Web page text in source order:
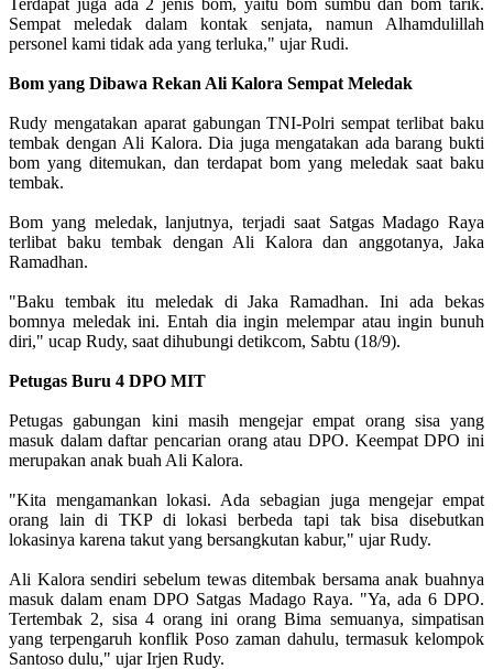
Sempat meledak dalam kontak senjata, namun Alhamdulillah
personel kami tidak ada yang terluka," ujar Rudi.
Bom yang Dibawa Rekan Ali Kalora Sempat Meledak
Rudy mengatakan aparat gabungan TNI-Polri sempat terlibat baku
tembak dengan Ali Kalora. Dia juga mengatakan ada barang bukti
bom yang ditemukan, dan terdapat bom yang meledak saat baku
tembak.
Bom yang meledak, lanjutnya, terjadi saat Satgas Madago Raya
terlibat baku tembak dengan Ali Kalora dan anggotanya, Jaka
Ramadhan.
"Baku tembak itu meledak di Jaka Ramadhan. Ini ada bekas
bomnya meledak ini. Entah dia ingin melempar atau ingin bunuh
diri," ucap Rudy, saat dihubungi detikcom, Sabtu (18/9).
Petugas Buru 4 DPO MIT
Petugas gabungan kini masih mengejar empat orang sisa yang
masuk dalam daftar pencarian orang atau DPO. Keempat DPO ini
merupakan anak buah Ali Kalora.
"Kita mengamankan lokasi. Ada sebagian juga mengejar empat
orang lain di TKP di lokasi berbeda tapi tak bisa disebutkan
lokasinya karena takut yang bersangkutan kabur," ujar Rudy.
Ali Kalora sendiri sebelum tewas ditembak bersama anak buahnya
masuk dalam enam DPO Satgas Madago Raya. "Ya, ada 6 DPO.
Tertembak 2, sisa 4 orang ini orang Bima semuanya, simpatisan
yang terpengaruh konflik Poso zaman dahulu, termasuk kelompok
Santoso dulu," ujar Irjen Rudy.